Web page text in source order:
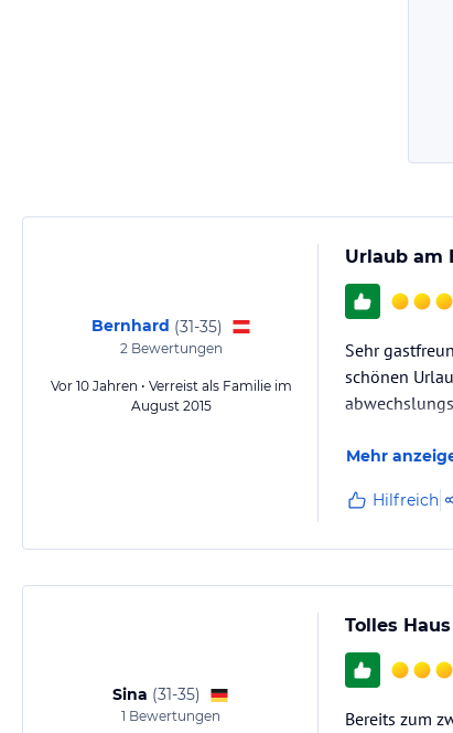
Bernhard (31-35)
2Bewertungen
Vor 10 Jahren • Verreist als Familie im
August 2015
Urlaub am
Sehr
schönen
Mehr
Hilfreich
Sina (31-35)
1 Bewertungen
Tolles
Bereits zum